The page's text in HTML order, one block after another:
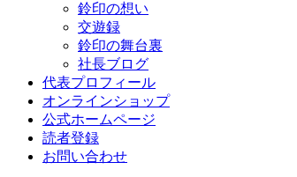
鈴印の想い
交遊録
鈴印の舞台裏
社長ブログ
代表プロフィール
オンラインショップ
公式ホームページ
読者登録
お問い合わせ